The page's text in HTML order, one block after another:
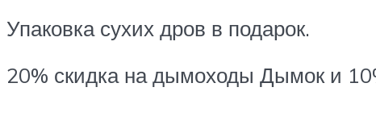
Упаковка сухих дров в подарок.
20% скидка на дымоходы Дымок и